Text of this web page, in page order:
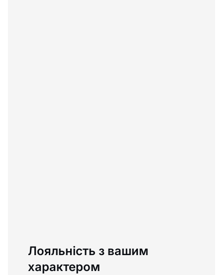
Лояльність з вашим
характером